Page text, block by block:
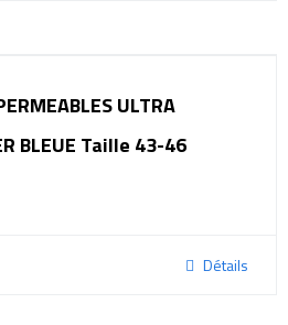
ULTRA
BLEUE Taille 43-46
Détails